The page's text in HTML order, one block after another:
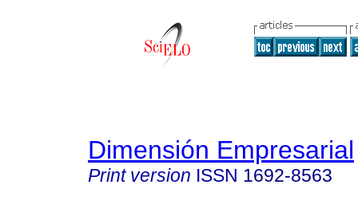
Dimensión Empresarial
Print version ISSN 1692-8563